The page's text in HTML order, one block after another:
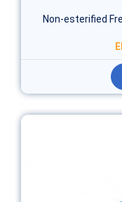
Non-esterified